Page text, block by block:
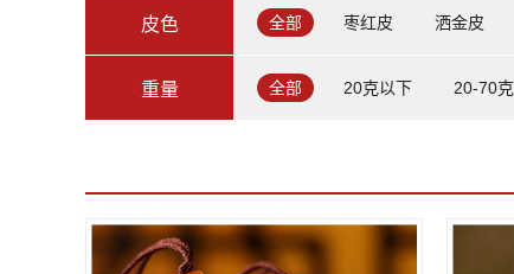
皮色 全部 枣红皮 洒金皮
重量 全部 20克以下 20-70克